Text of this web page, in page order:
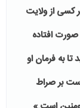
کسی از ولایت
صورت افتاده
به فرمان او
بر صراط